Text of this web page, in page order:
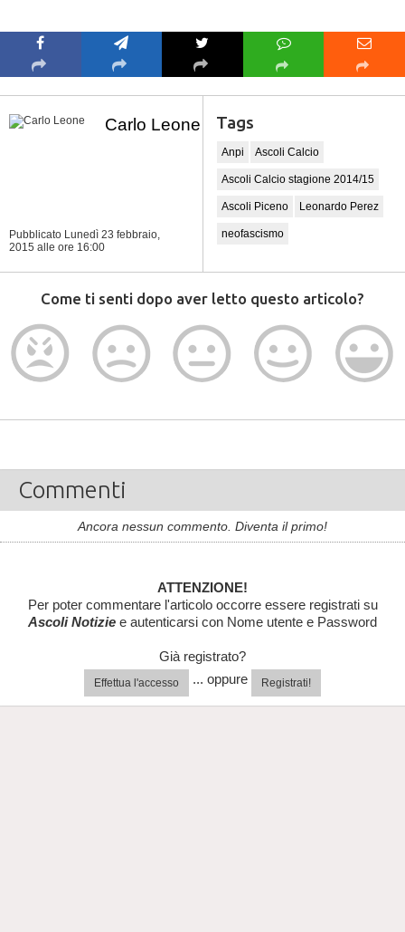
Carlo Leone
Pubblicato Lunedì 23 febbraio,
2015 alle ore 16:00
Tags
Anpi Ascoli Calcio
Ascoli Calcio stagione 2014/15
Ascoli Piceno Leonardo Perez
neofascismo
Come ti senti dopo aver letto questo articolo?
Commenti
Ancora nessun commento. Diventa il primo!
ATTENZIONE!
Per poter commentare l'articolo occorre essere registrati su
Ascoli Notizie e autenticarsi con Nome utente e Password
Già registrato?
Effettua l'accesso ... oppure Registrati!